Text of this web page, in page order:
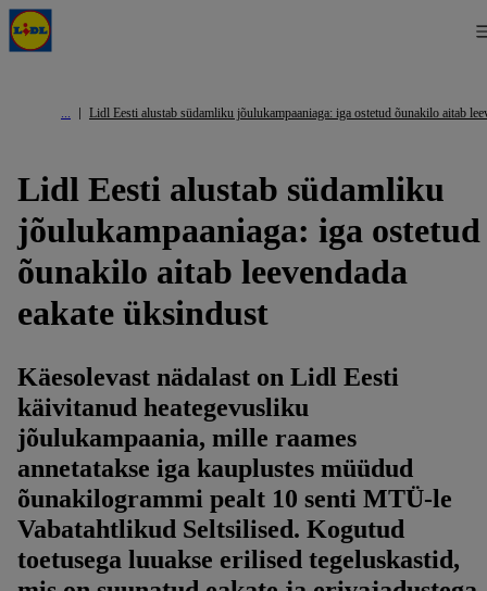
Lidl Eesti alustab südamliku jõulukampaaniaga: iga ostetud õunakilo aitab
Lidl Eesti alustab südamliku
jõulukampaaniaga: iga ostetud
õunakilo aitab leevendada
eakate üksindust
Käesolevast nädalast on Lidl Eesti
käivitanud heategevusliku
jõulukampaania, mille raames
annetatakse iga kauplustes müüdud
õunakilogrammi pealt 10 senti MTÜ-le
Vabatahtlikud Seltsilised. Kogutud
toetusega luuakse erilised tegeluskastid,